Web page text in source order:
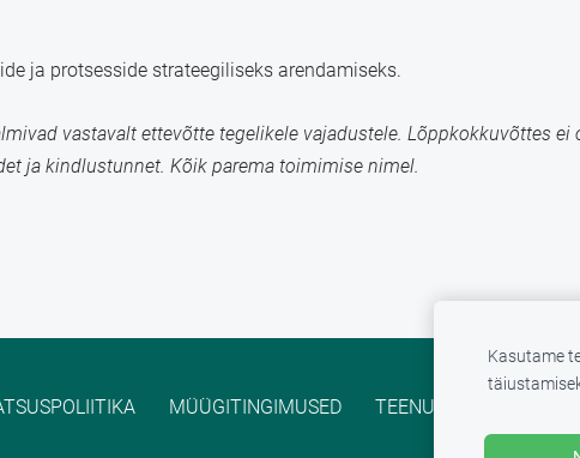
ja protsesside strateegiliseks arendamiseks.
vastavalt ettevõtte tegelikele vajadustele. Lõppkokkuvõttes ei
ja kindlustunnet. Kõik parema toimimise nimel.
MÜÜGITINGIMUSED TEENUSETINGIMUSED
Kasutame